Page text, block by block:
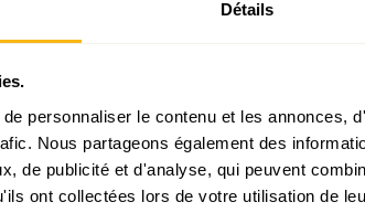
Détails
personnaliser le contenu et les annonces,
Nous partageons également des
de publicité et d'analyse, qui peuvent
ont collectées lors de votre utilisation de
– Juin 2024
– Janvier 2024